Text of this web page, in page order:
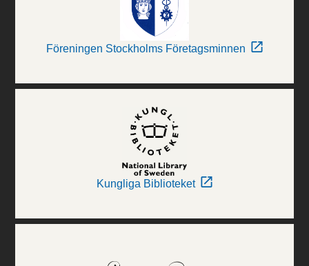
Föreningen Stockholms Företagsminnen
Kungliga Biblioteket